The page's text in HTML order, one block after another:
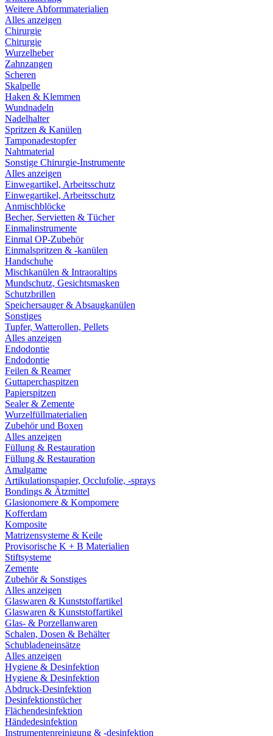
Weitere Abformmaterialien
Alles anzeigen
Chirurgie
Chirurgie
Wurzelheber
Zahnzangen
Scheren
Skalpelle
Haken & Klemmen
Wundnadeln
Nadelhalter
Spritzen & Kanülen
Tamponadestopfer
Nahtmaterial
Sonstige Chirurgie-Instrumente
Alles anzeigen
Einwegartikel, Arbeitsschutz
Einwegartikel, Arbeitsschutz
Anmischblöcke
Becher, Servietten & Tücher
Einmalinstrumente
Einmal OP-Zubehör
Einmalspritzen & -kanülen
Handschuhe
Mischkanülen & Intraoraltips
Mundschutz, Gesichtsmasken
Schutzbrillen
Speichersauger & Absaugkanülen
Sonstiges
Tupfer, Watterollen, Pellets
Alles anzeigen
Endodontie
Endodontie
Feilen & Reamer
Guttaperchaspitzen
Papierspitzen
Sealer & Zemente
Wurzelfüllmaterialien
Zubehör und Boxen
Alles anzeigen
Füllung & Restauration
Füllung & Restauration
Amalgame
Artikulationspapier, Occlufolie, -sprays
Bondings & Ätzmittel
Glasionomere & Kompomere
Kofferdam
Komposite
Matrizensysteme & Keile
Provisorische K + B Materialien
Stiftsysteme
Zemente
Zubehör & Sonstiges
Alles anzeigen
Glaswaren & Kunststoffartikel
Glaswaren & Kunststoffartikel
Glas- & Porzellanwaren
Schalen, Dosen & Behälter
Schubladeneinsätze
Alles anzeigen
Hygiene & Desinfektion
Hygiene & Desinfektion
Abdruck-Desinfektion
Desinfektionstücher
Flächendesinfektion
Händedesinfektion
Instrumentenreinigung & -desinfektion